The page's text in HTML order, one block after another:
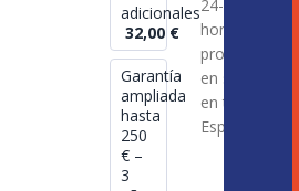
adicionales
32,00 €
Garantía
ampliada
hasta
250
€ –
3
24-72
horas en
productos
en stock
en toda
España